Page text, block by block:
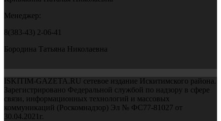
Менеджер:
8(383-43) 2-06-41
Бородина Татьяна Николаевна
ISKITIM-GAZETA.RU сетевое издание Искитимского района.
Зарегистрировано Федеральной службой по надзору в сфере
связи, информационных технологий и массовых
коммуникаций (Роскомнадзор) Эл № ФС77-81027 от
30.04.2021г.